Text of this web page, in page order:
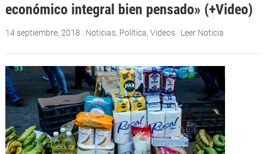
económico integral bien pensado» (+Video)
14 septiembre, 2018 | Noticias, Política, Videos | Leer Noticia